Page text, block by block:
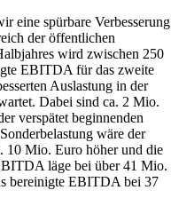
eine spürbare Verbesserung
der öffentlichen
wird zwischen 250
EBITDA für das zweite
Auslastung in der
Dabei sind ca. 2 Mio.
verspätet beginnenden
wäre der
10 Mio. Euro höher und die
läge bei über 41 Mio.
bereinigte EBITDA bei 37